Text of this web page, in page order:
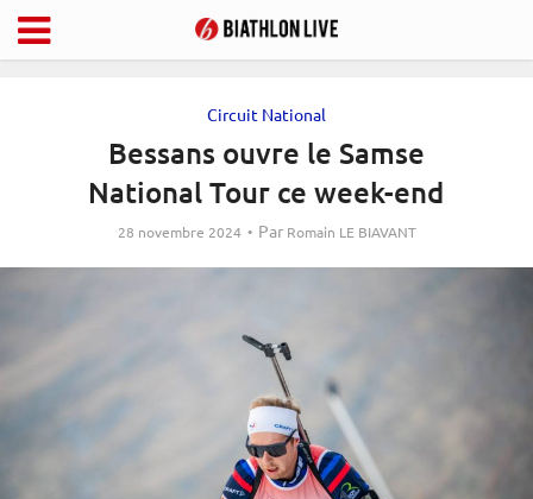
Circuit National
Bessans ouvre le Samse
National Tour ce week-end
28 novembre 2024 Par Romain LE BIAVANT